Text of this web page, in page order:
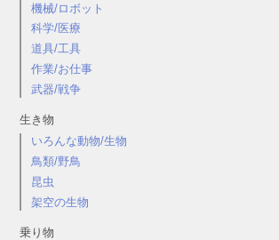
機械/ロボット
科学/医療
道具/工具
作業/お仕事
武器/戦争
生き物
いろんな動物/生物
鳥類/野鳥
昆虫
架空の生物
乗り物